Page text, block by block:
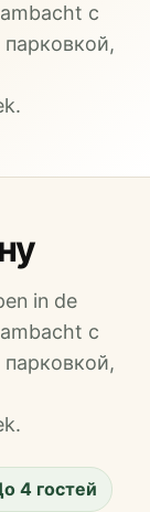
с
in de
с
4 гостей